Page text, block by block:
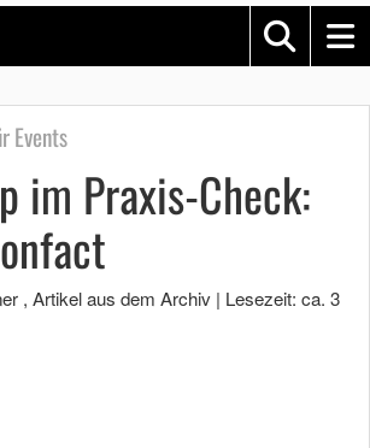
Events
im Praxis-Check:
, Artikel aus dem Archiv | Lesezeit: ca. 3